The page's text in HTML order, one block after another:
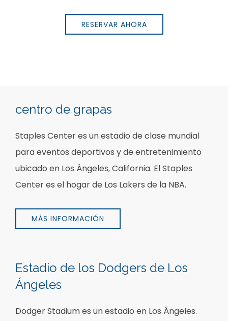
RESERVAR AHORA
centro de grapas
Staples Center es un estadio de clase mundial
para eventos deportivos y de entretenimiento
ubicado en Los Ángeles, California. El Staples
Center es el hogar de Los Lakers de la NBA.
MÁS INFORMACIÓN
Estadio de los Dodgers de Los
Ángeles
Dodger Stadium es un estadio en Los Ángeles.